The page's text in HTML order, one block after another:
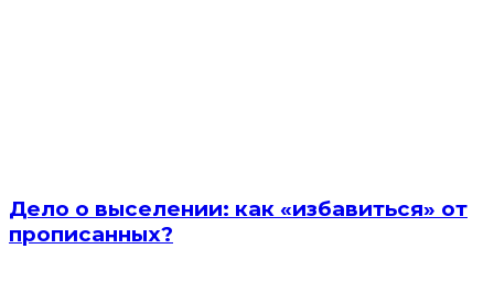
Дело о выселении: как «избавиться» от
прописанных?